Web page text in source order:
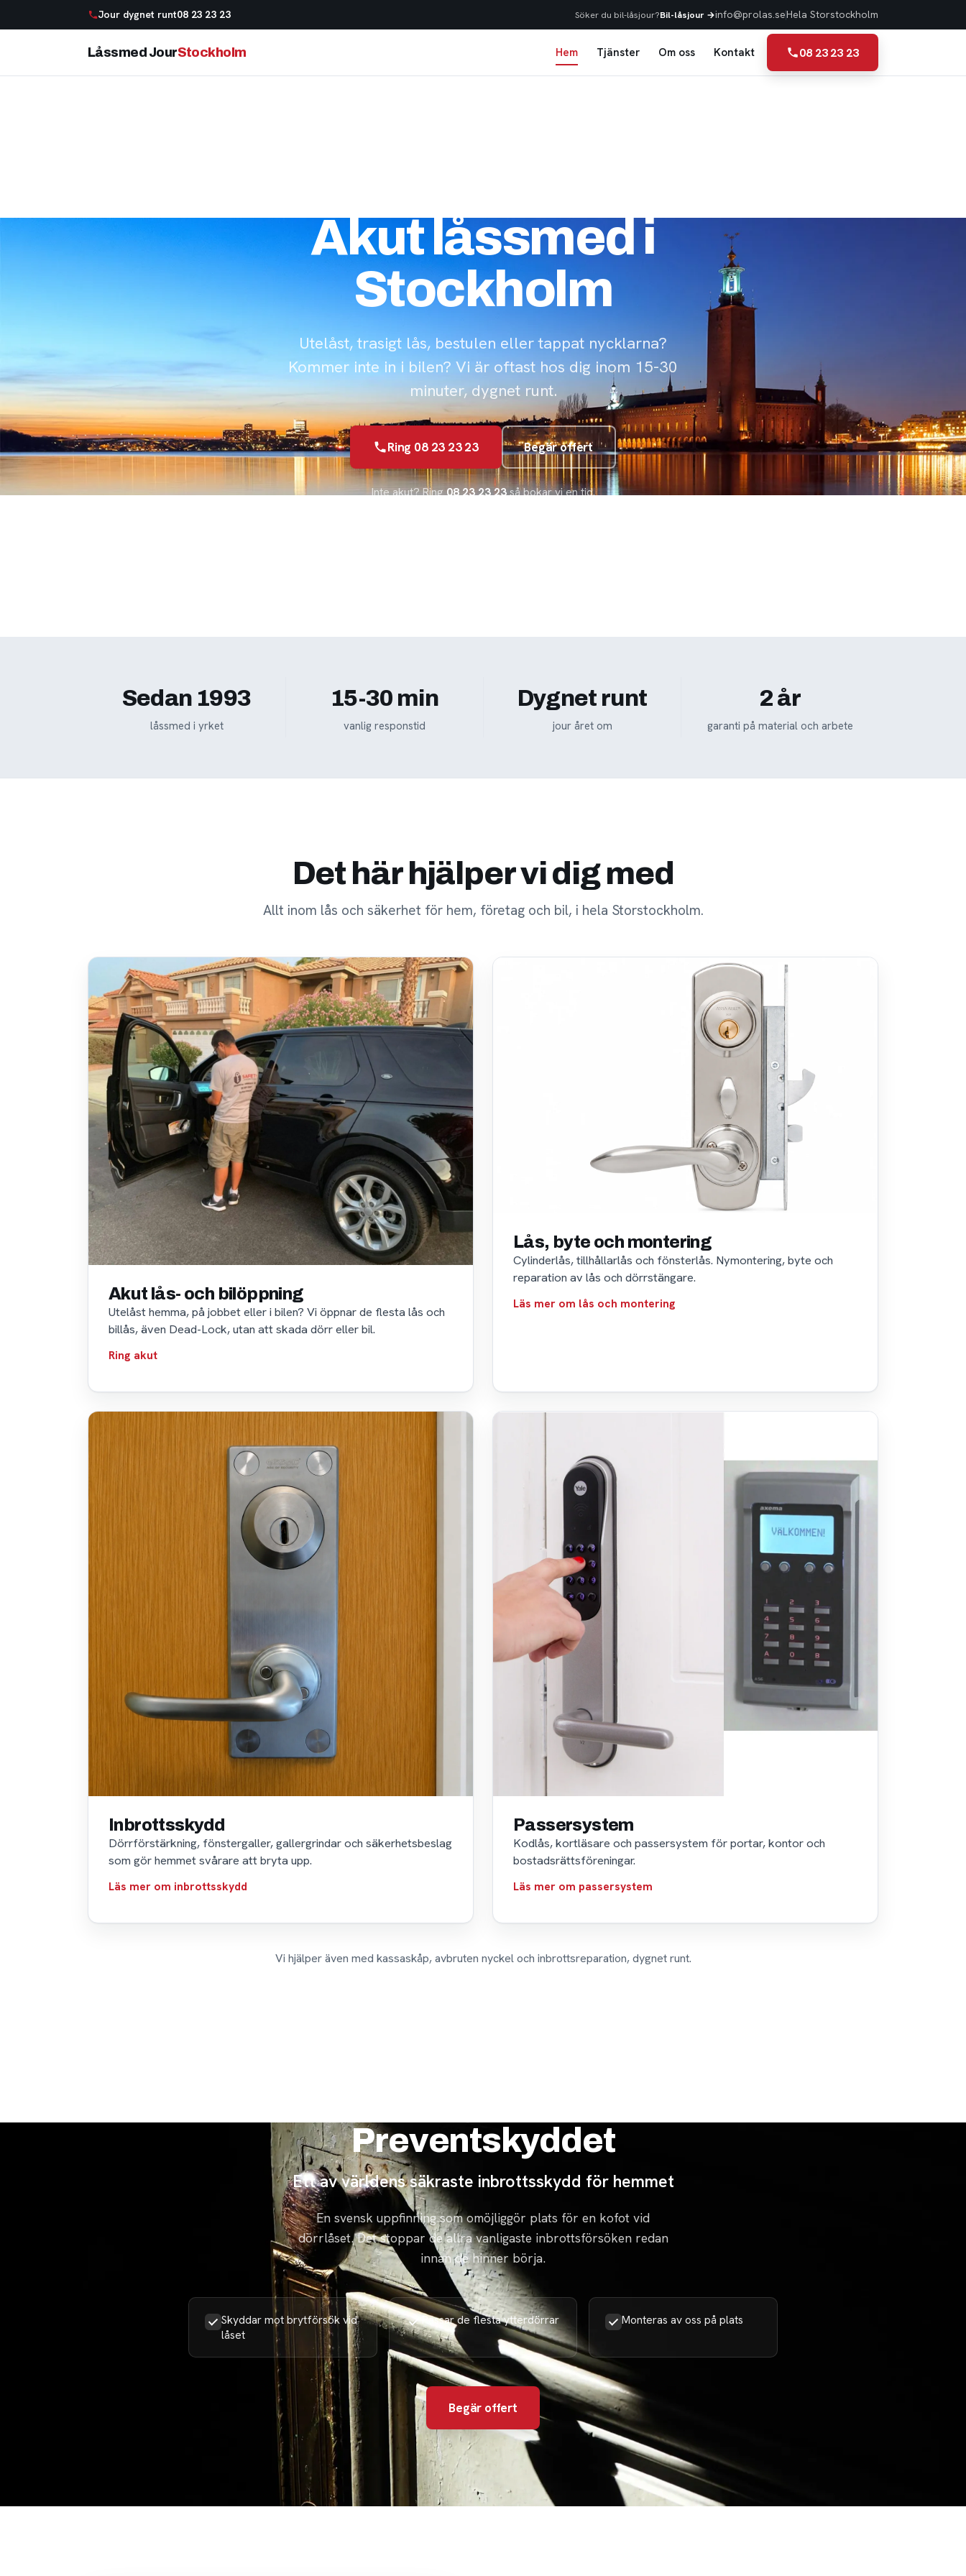
Jour dygnet runt08 23 23 23 Söker du bil-låsjour?Bil-låsjour →info@prolas.seHela Storstockholm
Låssmed JourStockholm Hem Tjänster Om oss Kontakt 08 23 23 23
Akut låssmed i
Stockholm
Utelåst, trasigt lås, bestulen eller tappat nycklarna?
Kommer inte in i bilen? Vi är oftast hos dig inom 15-30
minuter, dygnet runt.
Ring 08 23 23 23 Begär offert
Inte akut? Ring08 23 23 23så bokar vi en tid.
Sedan 1993
låssmed i yrket
15-30 min
vanlig responstid
Dygnet runt
jour året om
2 år
garanti på material och arbete
Det här hjälper vi dig med
Allt inom lås och säkerhet för hem, företag och bil, i hela Storstockholm.
Akut lås- och bilöppning
Utelåst hemma, på jobbet eller i bilen? Vi öppnar de flesta lås och
billås, även Dead-Lock, utan att skada dörr eller bil.
Ring akut
Lås, byte och montering
Cylinderlås, tillhållarlås och fönsterlås. Nymontering, byte och
reparation av lås och dörrstängare.
Läs mer om lås och montering
Inbrottsskydd
Dörrförstärkning, fönstergaller, gallergrindar och säkerhetsbeslag
som gör hemmet svårare att bryta upp.
Läs mer om inbrottsskydd
Passersystem
Kodlås, kortläsare och passersystem för portar, kontor och
bostadsrättsföreningar.
Läs mer om passersystem
Vi hjälper även med kassaskåp, avbruten nyckel och inbrottsreparation, dygnet runt.
Preventskyddet
Ett av världens säkraste inbrottsskydd för hemmet
En svensk uppfinning som omöjliggör plats för en kofot vid
dörrlåset. Det stoppar de allra vanligaste inbrottsförsöken redan
innan de hinner börja.
Skyddar mot brytförsök vid
låset
Passar de flesta ytterdörrar Monteras av oss på plats
Begär offert